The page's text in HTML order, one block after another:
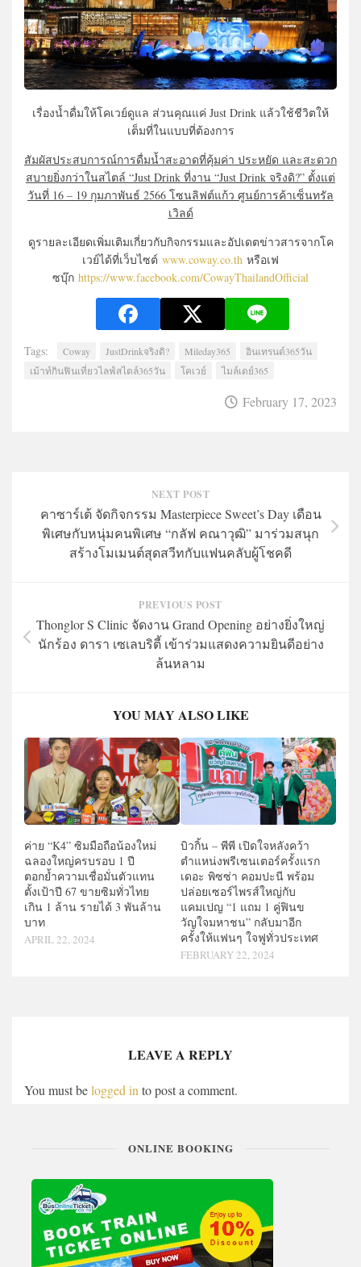
เรื่องน้ำดื่มให้โคเวย์ดูแล ส่วนคุณแค่ Just Drink แล้วใช้ชีวิตให้
เต็มที่ในแบบที่ต้องการ
สัมผัสประสบการณ์การดื่มน้ำสะอาดที่คุ้มค่า ประหยัด และสะดวก
สบายยิ่งกว่าในสไตล์ “Just Drink ที่งาน “Just Drink จริงดิ?” ตั้งแต่
วันที่ 16 – 19 กุมภาพันธ์ 2566 โซนลิฟต์แก้ว ศูนย์การค้าเซ็นทรัล
เวิลด์
ดูรายละเอียดเพิ่มเติมเกี่ยวกับกิจกรรมและอัปเดตข่าวสารจากโค
เวย์ได้ที่เว็บไซต์ www.coway.co.th หรือเฟ
ซบุ๊ก https://www.facebook.com/CowayThailandOfficial
Tags: Coway JustDrinkจริงดิ? Mileday365
อินเทรนด์365วัน
เม้าท์กินฟินเที่ยวไลฟ์สไตล์365วัน
โคเวย์ ไมล์เดย์365
February 17, 2023
NEXT POST
คาซาร์เต้ จัดกิจกรรม Masterpiece Sweet’s Day เดือน
พิเศษกับหนุ่มคนพิเศษ “กลัฟ คณาวุฒิ” มาร่วมสนุก
สร้างโมเมนต์สุดสวีทกับแฟนคลับผู้โชคดี
PREVIOUS POST
Thonglor S Clinic จัดงาน Grand Opening อย่างยิ่งใหญ่
นักร้อง ดารา เซเลบริตี้ เข้าร่วมแสดงความยินดีอย่าง
ล้นหลาม
YOU MAY ALSO LIKE
ค่าย “K4” ซิมมือถือน้องใหม่
ฉลองใหญ่ครบรอบ 1 ปี
ตอกย้ำความเชื่อมั่นตัวแทน
ตั้งเป้าปี 67 ขายซิมทั่วไทย
เกิน 1 ล้าน รายได้ 3 พันล้าน
บาท
APRIL 22, 2024
บิวกิ้น – พีพี เปิดใจหลังคว้า
ตำแหน่งพรีเซนเตอร์ครั้งแรก
เดอะ พิซซ่า คอมปะนี พร้อม
ปล่อยเซอร์ไพรส์ใหญ่กับ
แคมเปญ “1 แถม 1 คู่ฟินข
วัญใจมหาชน” กลับมาอีก
ครั้งให้แฟนๆ ใจฟูทั่วประเทศ
FEBRUARY 22, 2024
LEAVE A REPLY
You must belogged into post a comment.
ONLINE BOOKING